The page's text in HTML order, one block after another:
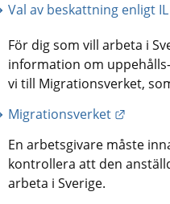
Val av beskattning enligt IL
För dig som vill arbeta i
information om
vi till Migrationsverket,
Migrationsverket
En arbetsgivare måste
kontrollera att den
arbeta i Sverige.